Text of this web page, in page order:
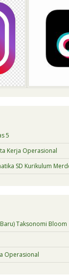
5
Kerja Operasional
SD Kurikulum
Taksonomi Bloom
Operasional